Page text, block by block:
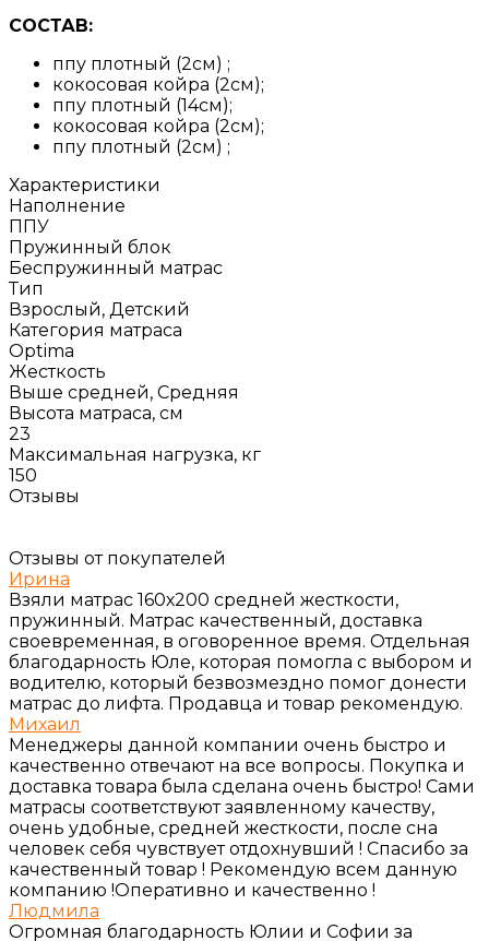
СОСТАВ:
ппу плотный (2см) ;
кокосовая койра (2см);
ппу плотный (14см);
кокосовая койра (2см);
ппу плотный (2см) ;
Характеристики
Наполнение
ППУ
Пружинный блок
Беспружинный матрас
Тип
Взрослый, Детский
Категория матраса
Optima
Жесткость
Выше средней, Средняя
Высота матраса, см
23
Максимальная нагрузка, кг
150
Отзывы
Отзывы от покупателей
Ирина
Взяли матрас 160х200 средней жесткости,
пружинный. Матрас качественный, доставка
своевременная, в оговоренное время. Отдельная
благодарность Юле, которая помогла с выбором и
водителю, который безвозмездно помог донести
матрас до лифта. Продавца и товар рекомендую.
Михаил
Менеджеры данной компании очень быстро и
качественно отвечают на все вопросы. Покупка и
доставка товара была сделана очень быстро! Сами
матрасы соответствуют заявленному качеству,
очень удобные, средней жесткости, после сна
человек себя чувствует отдохнувший ! Спасибо за
качественный товар ! Рекомендую всем данную
компанию !Оперативно и качественно !
Людмила
Огромная благодарность Юлии и Софии за